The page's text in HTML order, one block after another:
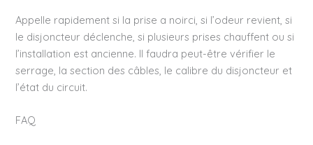
Appelle rapidement si la prise a noirci, si l’odeur revient, si
le disjoncteur déclenche, si plusieurs prises chauffent ou si
l’installation est ancienne. Il faudra peut-être vérifier le
serrage, la section des câbles, le calibre du disjoncteur et
l’état du circuit.
FAQ